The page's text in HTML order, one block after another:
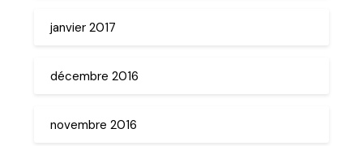
janvier 2017
décembre 2016
novembre 2016